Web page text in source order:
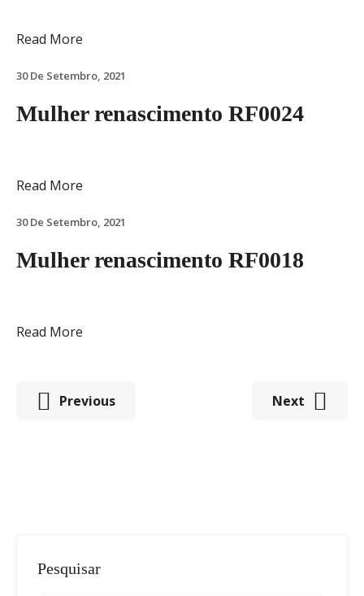
Read More
30 De Setembro, 2021
Mulher renascimento RF0024
Read More
30 De Setembro, 2021
Mulher renascimento RF0018
Read More
Navegação
Previous Next
Pesquisar